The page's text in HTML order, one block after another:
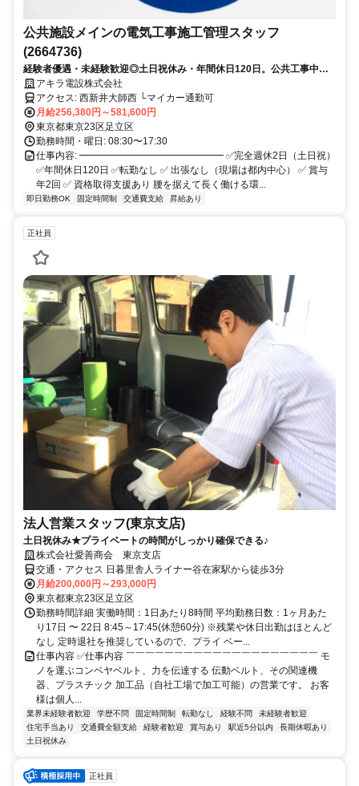
公共施設メインの電気工事施工管理スタッフ
(2664736)
経験者優遇・未経験歓迎◎土日祝休み・年間休日120日。公共工事中心
の安定企業！
アキラ電設株式会社
アクセス: 西新井大師西 └マイカー通勤可
月給256,380円～581,600円
東京都東京23区足立区
勤務時間・曜日: 08:30〜17:30
仕事内容: ━━━━━━━━━━━━━━━ ✅完全週休2日（土日祝）
✅年間休日120日 ✅転勤なし ✅ 出張なし（現場は都内中心） ✅ 賞与
年2回 ✅ 資格取得支援あり 腰を据えて長く働ける環...
即日勤務OK 固定時間制 交通費支給 昇給あり
正社員
法人営業スタッフ(東京支店)
土日祝休み★プライベートの時間がしっかり確保できる♪
株式会社愛善商会 東京支店
交通・アクセス 日暮里舎人ライナー谷在家駅から徒歩3分
月給200,000円～293,000円
東京都東京23区足立区
勤務時間詳細 実働時間：1日あたり8時間 平均勤務日数：1ヶ月あた
り17日 〜 22日 8:45～17:45(休憩60分) ※残業や休日出勤はほとんど
なし 定時退社を推奨しているので、プライ ベー...
仕事内容 ✅仕事内容 ￣￣￣￣￣￣￣￣￣￣￣￣￣￣￣￣￣￣￣￣ モ
ノを運ぶコンベヤベルト、力を伝達する 伝動ベルト、その関連機
器、プラスチック 加工品（自社工場で加工可能）の営業です。 お客
様は個人...
業界未経験者歓迎 学歴不問 固定時間制 転勤なし 経験不問
未経験者歓迎
住宅手当あり
交通費全額支給 経験者歓迎 賞与あり 駅近5分以内
長期休暇あり
土日祝休み
正社員